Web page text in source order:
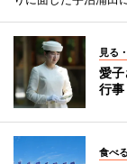
見る
愛
行
食べる